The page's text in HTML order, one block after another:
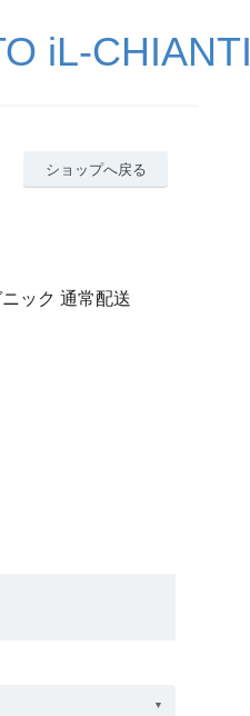
iL-CHIANTI
ショップへ戻る
ック 通常配送